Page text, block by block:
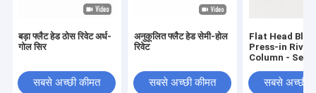
बड़ा फ्लैट हेड ठोस रिवेट अर्ध-
गोल सिर
सबसे अच्छी कीमत
अनुकूलित फ्लैट हेड सेमी-होल
रिवेट
सबसे अच्छी कीमत
Flat Head
Press-in Rivet
Column -
Plated 304 SS
to M8
सबसे अच्छी